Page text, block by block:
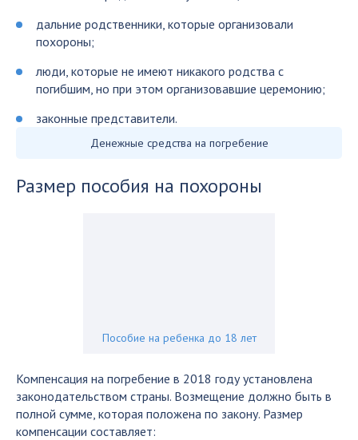
дальние родственники, которые организовали
похороны;
люди, которые не имеют никакого родства с
погибшим, но при этом организовавшие церемонию;
законные представители.
Денежные средства на погребение
Размер пособия на похороны
Пособие на ребенка до 18 лет
Компенсация на погребение в 2018 году установлена
законодательством страны. Возмещение должно быть в
полной сумме, которая положена по закону. Размер
компенсации составляет: